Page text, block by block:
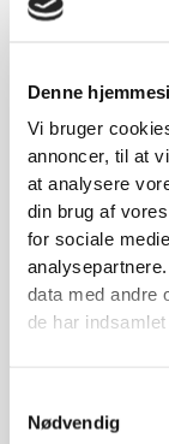
Denne
Vi bruger
annoncer, til at
at analysere
din brug af
for sociale
data med andre
de har
Nødvendig
Lavendel